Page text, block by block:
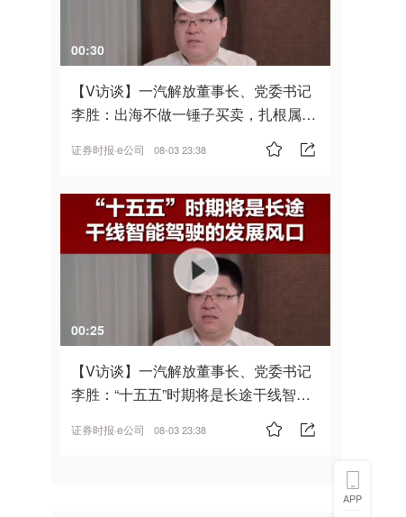
00:30
【V访谈】一汽解放董事长、党委书记
李胜：出海不做一锤子买卖，扎根属
证券时报·e公司 08-03 23:38
00:25
【V访谈】一汽解放董事长、党委书记
李胜：“十五五”时期将是长途干线智能
证券时报·e公司 08-03 23:38
APP